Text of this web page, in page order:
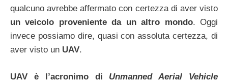
qualcuno avrebbe affermato con certezza di aver visto
un veicolo proveniente da un altro mondo. Oggi
invece possiamo dire, quasi con assoluta certezza, di
aver visto un UAV.
UAV è l’acronimo di Unmanned Aerial Vehicle